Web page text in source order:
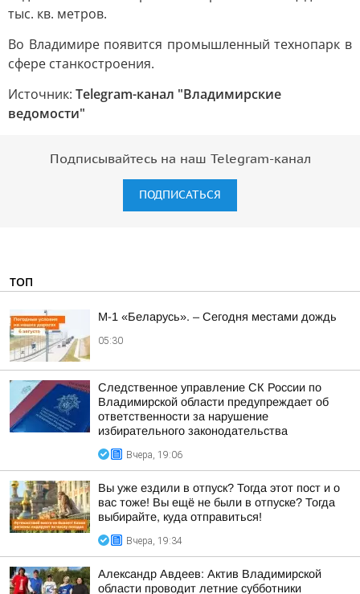
тыс. кв. метров.
Во Владимире появится промышленный технопарк в
сфере станкостроения.
Источник: Telegram-канал "Владимирские
ведомости"
Подписывайтесь на наш Telegram-канал
ПОДПИСАТЬСЯ
ТОП
М-1 «Беларусь». – Сегодня местами дождь
05:30
Следственное управление СК России по
Владимирской области предупреждает об
ответственности за нарушение
избирательного законодательства
Вчера, 19:06
Вы уже ездили в отпуск? Тогда этот пост и о
вас тоже! Вы ещё не были в отпуске? Тогда
выбирайте, куда отправиться!
Вчера, 19:34
Александр Авдеев: Актив Владимирской
области проводит летние субботники